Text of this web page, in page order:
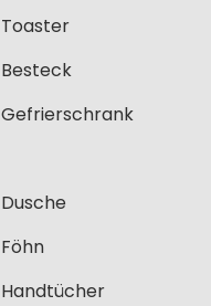
Toaster
Besteck
Gefrierschrank
Dusche
Föhn
Handtücher